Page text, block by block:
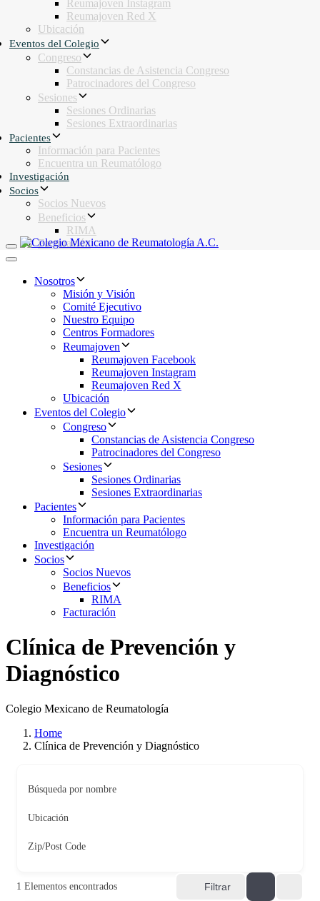
Reumajoven Instagram
Reumajoven Red X
Ubicación
Eventos del Colegio
Congreso
Constancias de Asistencia Congreso
Patrocinadores del Congreso
Sesiones
Sesiones Ordinarias
Sesiones Extraordinarias
Pacientes
Información para Pacientes
Encuentra un Reumatólogo
Investigación
Socios
Socios Nuevos
Beneficios
RIMA
Facturación
Toggle navigation
Toggle navigation
Nosotros
Misión y Visión
Comité Ejecutivo
Nuestro Equipo
Centros Formadores
Reumajoven
Reumajoven Facebook
Reumajoven Instagram
Reumajoven Red X
Ubicación
Eventos del Colegio
Congreso
Constancias de Asistencia Congreso
Patrocinadores del Congreso
Sesiones
Sesiones Ordinarias
Sesiones Extraordinarias
Pacientes
Información para Pacientes
Encuentra un Reumatólogo
Investigación
Socios
Socios Nuevos
Beneficios
RIMA
Facturación
Clínica de Prevención y
Diagnóstico
Colegio Mexicano de Reumatología
Home
Clínica de Prevención y Diagnóstico
Búsqueda por nombre
Ubicación
Zip/Post Code
1 Elementos encontrados Filtrar